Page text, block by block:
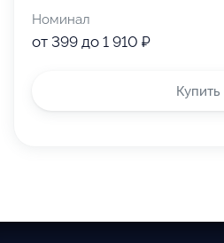
Номинал
от 399 до 1 910 ₽
Купить